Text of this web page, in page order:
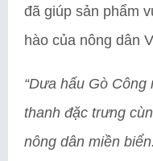
đã giúp sản phẩm
hào của nông dân
“Dưa hấu Gò
thanh đặc trưng
nông dân miền